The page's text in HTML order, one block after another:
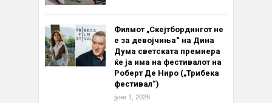
Филмот „Скејтбордингот не
е за девојчиња“ на Дина
Дума светската премиера
ќе ја има на фестивалот на
Роберт Де Ниро („Трибека
фестивал“)
јуни 1, 2026